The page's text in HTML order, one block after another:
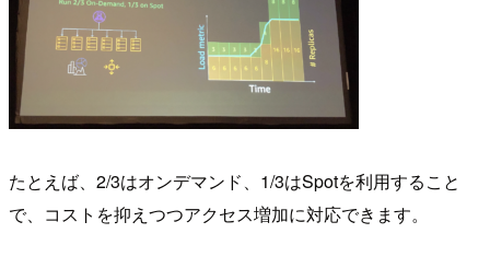
たとえば、2/3はオンデマンド、1/3はSpotを利用すること
で、コストを抑えつつアクセス増加に対応できます。